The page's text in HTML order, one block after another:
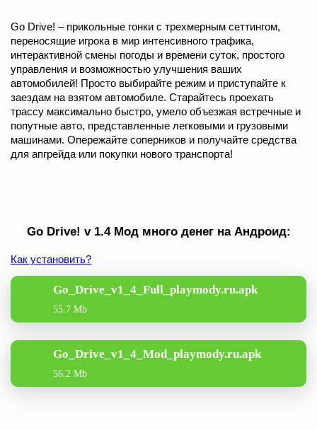
Go Drive! – прикольные гонки с трехмерным сеттингом,
переносящие игрока в мир интенсивного трафика,
интерактивной смены погоды и времени суток, простого
управления и возможностью улучшения ваших
автомобилей! Просто выбирайте режим и приступайте к
заездам на взятом автомобиле. Старайтесь проехать
трассу максимально быстро, умело объезжая встречные и
попутные авто, представленные легковыми и грузовыми
машинами. Опережайте соперников и получайте средства
для апгрейда или покупки нового транспорта!
Go Drive! v 1.4 Мод много денег на Андроид:
Как установить?
Go_Drive_v1_4_Full_playmody.ru.apk
55.7 Mb
Go_Drive_v1_4_Mod_playmody.ru.apk
56.2 Mb